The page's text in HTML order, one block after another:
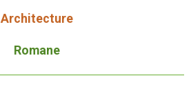
Architecture
Romane